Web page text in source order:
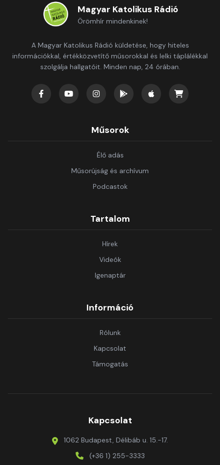
Magyar Katolikus Rádió
Örömhír mindenkinek!
A Magyar Katolikus Rádió küldetése, hogy hiteles
információkkal, értékközvetítő műsorokkal és lelki táplálékkal
szolgálja hallgatóit. Minden nap, 24 órában.
Műsorok
Élő adás
Műsorújság és archívum
Podcastok
Tartalom
Hírek
Videók
Igenaptár
Információ
Rólunk
Kapcsolat
Támogatás
Kapcsolat
1062 Budapest, Délibáb u. 15.-17.
(+36 1) 255-3333